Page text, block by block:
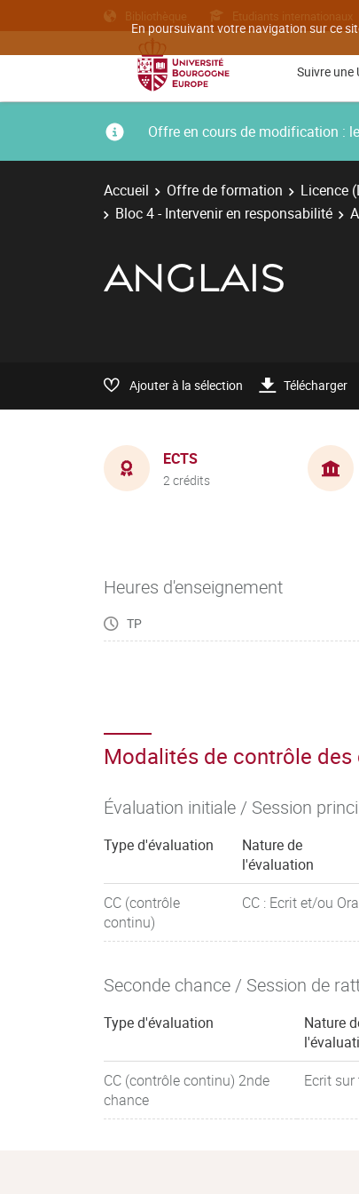
En poursuivant votre navigation sur ce
Bibliothèque Etudiants internationaux
Suivre une
Offre en cours de modification :
Accueil Offre de formation Licence
Bloc 4 - Intervenir en responsabilité
ANGLAIS
Ajouter à la sélection Télécharger
ECTS
2 crédits
Heures d'enseignement
TP
Modalités de contrôle
Évaluation initiale / Session
Type d'évaluation
Nature de
l'évaluation
CC (contrôle
continu)
CC : Ecrit et/ou
Seconde chance / Session de
Type d'évaluation
Nature
CC (contrôle continu) 2nde
chance
Ecrit